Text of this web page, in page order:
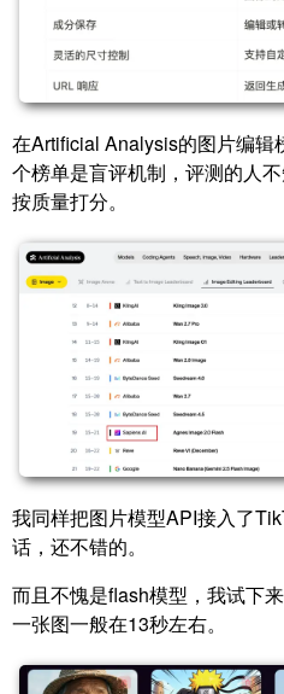
在Artificial Analysis的图片编辑
个榜单是盲评机制，评测的人
按质量打分。
我同样把图片模型API接入了
话，还不错的。
而且不愧是flash模型，我试下
一张图一般在13秒左右。